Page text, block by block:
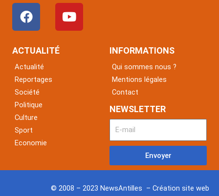
F
a
c
e
o
o
k
Y
o
u
ACTUALITÉ
Actualité
Reportages
Société
Politique
Culture
Sport
Economie
INFORMATIONS
Qui sommes nous ?
Mentions légales
Contact
NEWSLETTER
Envoyer
© 2008 – 2023 NewsAntilles – Création site web